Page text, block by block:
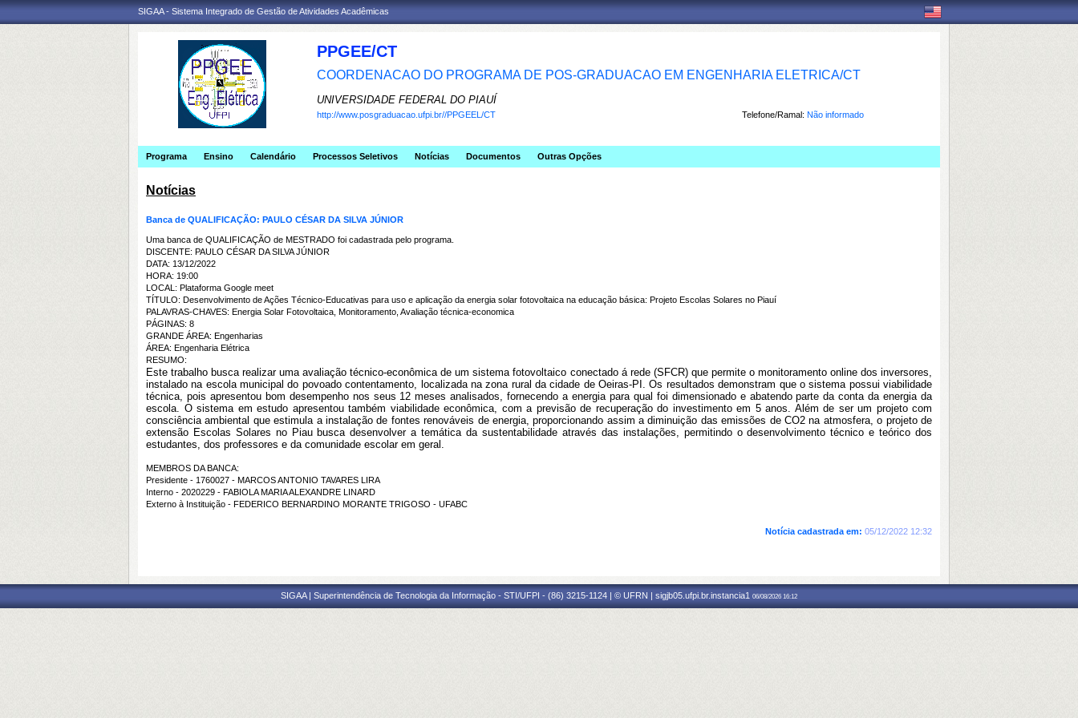
SIGAA - Sistema Integrado de Gestão de Atividades Acadêmicas
PPGEE/CT
COORDENACAO DO PROGRAMA DE POS-GRADUACAO EM ENGENHARIA ELETRICA/CT
UNIVERSIDADE FEDERAL DO PIAUÍ
Telefone/Ramal: Não informado
http://www.posgraduacao.ufpi.br//PPGEEL/CT
Programa Ensino Calendário Processos Seletivos Notícias Documentos Outras Opções
Notícias
Banca de QUALIFICAÇÃO: PAULO CÉSAR DA SILVA JÚNIOR
Uma banca de QUALIFICAÇÃO de MESTRADO foi cadastrada pelo programa.
DISCENTE: PAULO CÉSAR DA SILVA JÚNIOR
DATA: 13/12/2022
HORA: 19:00
LOCAL: Plataforma Google meet
TÍTULO: Desenvolvimento de Ações Técnico-Educativas para uso e aplicação da energia solar fotovoltaica na educação básica: Projeto Escolas Solares no Piauí
PALAVRAS-CHAVES: Energia Solar Fotovoltaica, Monitoramento, Avaliação técnica-economica
PÁGINAS: 8
GRANDE ÁREA: Engenharias
ÁREA: Engenharia Elétrica
RESUMO:
Este trabalho busca realizar uma avaliação técnico-econômica de um sistema fotovoltaico conectado á rede (SFCR) que permite o monitoramento online dos inversores,
instalado na escola municipal do povoado contentamento, localizada na zona rural da cidade de Oeiras-PI. Os resultados demonstram que o sistema possui viabilidade
técnica, pois apresentou bom desempenho nos seus 12 meses analisados, fornecendo a energia para qual foi dimensionado e abatendo parte da conta da energia da
escola. O sistema em estudo apresentou também viabilidade econômica, com a previsão de recuperação do investimento em 5 anos. Além de ser um projeto com
consciência ambiental que estimula a instalação de fontes renováveis de energia, proporcionando assim a diminuição das emissões de CO2 na atmosfera, o projeto de
extensão Escolas Solares no Piau busca desenvolver a temática da sustentabilidade através das instalações, permitindo o desenvolvimento técnico e teórico dos
estudantes, dos professores e da comunidade escolar em geral.
MEMBROS DA BANCA:
Presidente - 1760027 - MARCOS ANTONIO TAVARES LIRA
Interno - 2020229 - FABIOLA MARIA ALEXANDRE LINARD
Externo à Instituição - FEDERICO BERNARDINO MORANTE TRIGOSO - UFABC
Notícia cadastrada em: 05/12/2022 12:32
SIGAA | Superintendência de Tecnologia da Informação - STI/UFPI - (86) 3215-1124 | © UFRN | sigjb05.ufpi.br.instancia1 06/08/2026 16:12